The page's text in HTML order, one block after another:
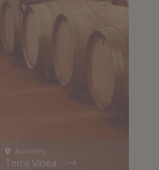
Activités
Terra Vinea